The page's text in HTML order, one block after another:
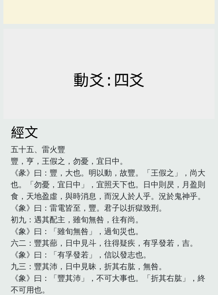
動爻 : 四爻
經文
五十五、雷火豐
豐，亨，王假之，勿憂，宜日中。
《彖》曰：豐，大也。明以動，故豐。「王假之」，尚大
也。「勿憂，宜日中」，宜照天下也。日中則昃，月盈則
食，天地盈虛，與時消息，而況人於人乎。況於鬼神乎。
《象》曰：雷電皆至，豐。君子以折獄致刑。
初九：遇其配主，雖旬無咎，往有尚。
《象》曰：「雖旬無咎」，過旬災也。
六二：豐其蔀，日中見斗，往得疑疾，有孚發若，吉。
《象》曰：「有孚發若」，信以發志也。
九三：豐其沛，日中見昧，折其右肱，無咎。
《象》曰：「豐其沛」，不可大事也。「折其右肱」，終
不可用也。